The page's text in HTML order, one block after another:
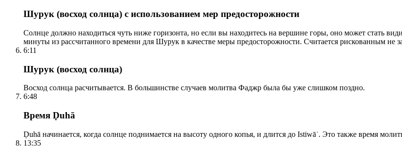
Шурук (восход солнца) с использованием мер предосторожности
Солнце должно находиться чуть ниже горизонта, но если вы находитесь на вершине горы, оно может стать
минуты из рассчитанного времени для Шурук в качестве меры предосторожности. Считается рискованным не
6:11
Шурук (восход солнца)
Восход солнца расчитывается. В большинстве случаев молитва Фаджр была бы уже слишком поздно.
6:48
Время Ḍuhā
Ḍuhā начинается, когда солнце поднимается на высоту одного копья, и длится до Istiwāʾ. Это также время
13:35